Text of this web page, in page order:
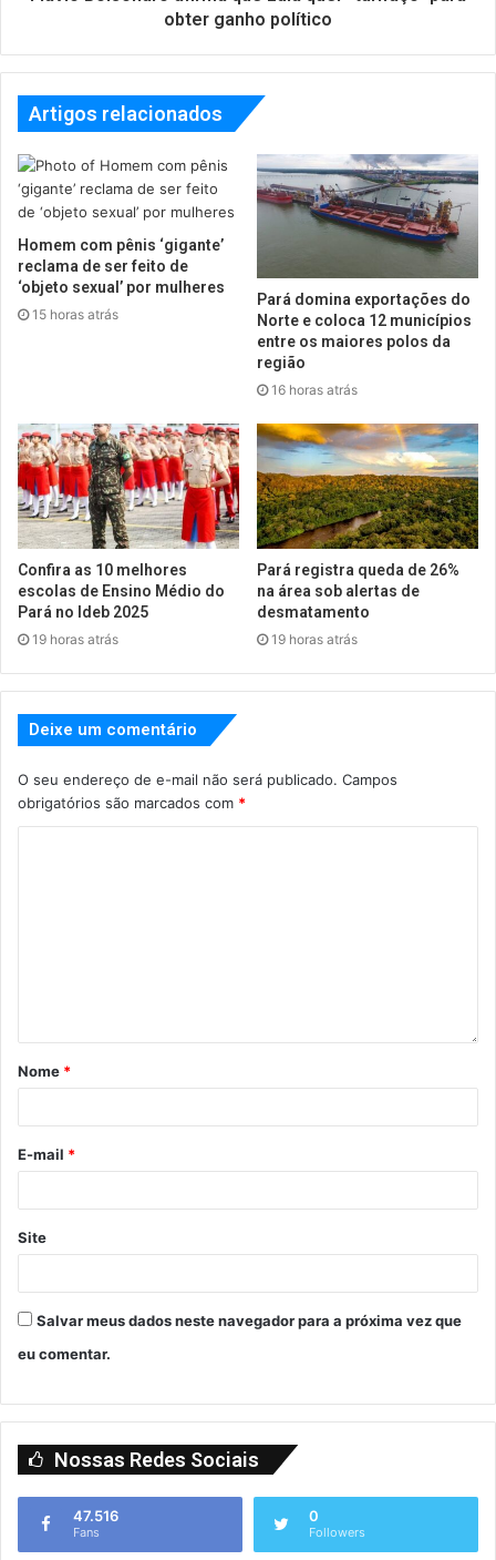
obter ganho político
Artigos relacionados
Homem com pênis ‘gigante’
reclama de ser feito de
‘objeto sexual’ por mulheres
15 horas atrás
Pará domina exportações do
Norte e coloca 12 municípios
entre os maiores polos da
região
16 horas atrás
Confira as 10 melhores
escolas de Ensino Médio do
Pará no Ideb 2025
19 horas atrás
Pará registra queda de 26%
na área sob alertas de
desmatamento
19 horas atrás
Deixe um comentário
O seu endereço de e-mail não será publicado. Campos
obrigatórios são marcados com *
Nome *
E-mail *
Site
Salvar meus dados neste navegador para a próxima vez que
eu comentar.
Nossas Redes Sociais
47.516
Fans
0
Followers